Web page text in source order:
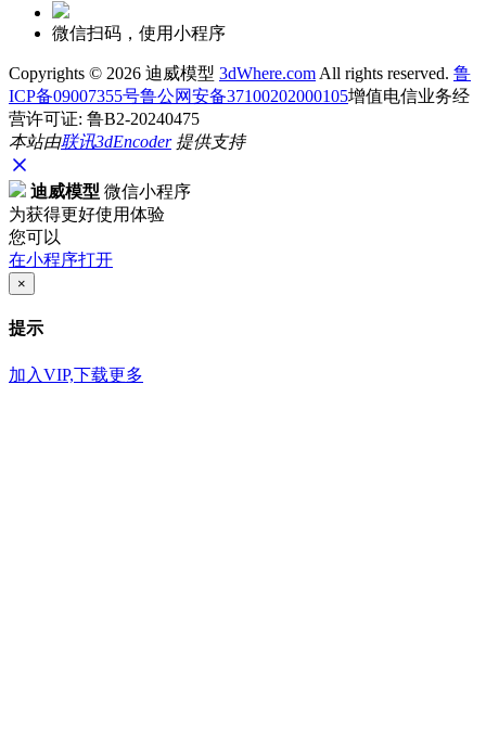
微信扫码，使用小程序
Copyrights © 2026 迪威模型 3dWhere.com All rights reserved. 鲁
ICP备09007355号鲁公网安备37100202000105增值电信业务经
营许可证: 鲁B2-20240475
本站由联讯3dEncoder提供支持
迪威模型 微信小程序
为获得更好使用体验
您可以
在小程序打开
×
提示
加入VIP,下载更多